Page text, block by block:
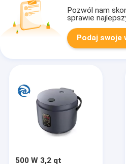
Pozwól nam
sprawie
Podaj swoje
500 W 3,2 qt